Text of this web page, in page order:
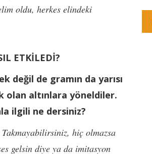
oldu, herkes elindeki
ETKİLEDİ?
değil de gramın da yarısı
olan altınlara yöneldiler.
ilgili ne dersiniz?
hiç olmazsa
gelsin diye ya da imitasyon